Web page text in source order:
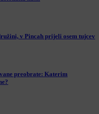
v Pincah prijeli osem tujcev
preobrate: Katerim